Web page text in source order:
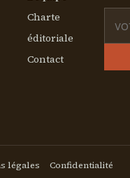
Charte
éditoriale
Contact
légales Confidentialité